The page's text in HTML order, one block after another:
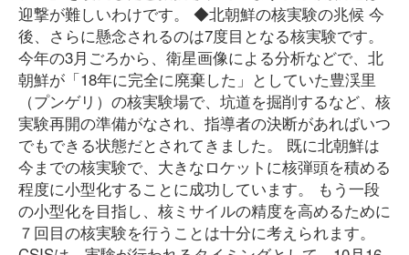
迎撃が難しいわけです。 ◆北朝鮮の核実験の兆候 今
後、さらに懸念されるのは7度目となる核実験です。
今年の3月ごろから、衛星画像による分析などで、北
朝鮮が「18年に完全に廃棄した」としていた豊渓里
（プンゲリ）の核実験場で、坑道を掘削するなど、核
実験再開の準備がなされ、指導者の決断があればいつ
でもできる状態だとされてきました。 既に北朝鮮は
今までの核実験で、大きなロケットに核弾頭を積める
程度に小型化することに成功しています。 もう一段
の小型化を目指し、核ミサイルの精度を高めるために
７回目の核実験を行うことは十分に考えられます。